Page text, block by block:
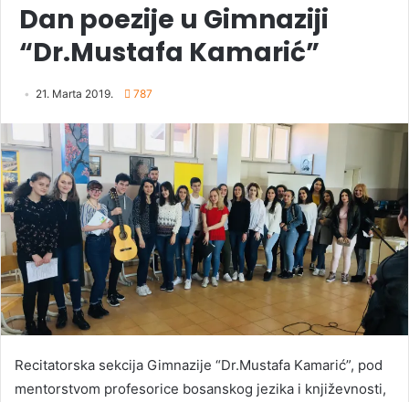
Dan poezije u Gimnaziji
“Dr.Mustafa Kamarić”
21. Marta 2019. 787
Recitatorska sekcija Gimnazije “Dr.Mustafa Kamarić”, pod
mentorstvom profesorice bosanskog jezika i književnosti,